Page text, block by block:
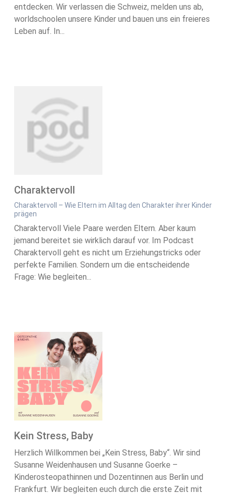
entdecken. Wir verlassen die Schweiz, melden uns ab,
worldschoolen unsere Kinder und bauen uns ein freieres
Leben auf. In...
Charaktervoll
Charaktervoll – Wie Eltern im Alltag den Charakter ihrer Kinder
prägen
Charaktervoll Viele Paare werden Eltern. Aber kaum
jemand bereitet sie wirklich darauf vor. Im Podcast
Charaktervoll geht es nicht um Erziehungstricks oder
perfekte Familien. Sondern um die entscheidende
Frage: Wie begleiten...
Kein Stress, Baby
Herzlich Willkommen bei „Kein Stress, Baby“. Wir sind
Susanne Weidenhausen und Susanne Goerke –
Kinderosteopathinnen und Dozentinnen aus Berlin und
Frankfurt. Wir begleiten euch durch die erste Zeit mit